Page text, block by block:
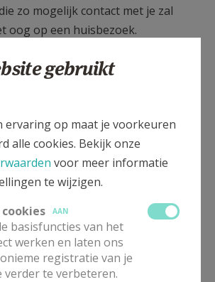
zo mogelijk contact met je zal
oog op een huisbezoek.
Vilvoorde
gebruikt
ervaring op maat je voorkeuren
alle cookies. Bekijk onze
voor meer informatie
te wijzigen.
AAN
basisfuncties van het
werken en laten ons
registratie van je
verder te verbeteren.